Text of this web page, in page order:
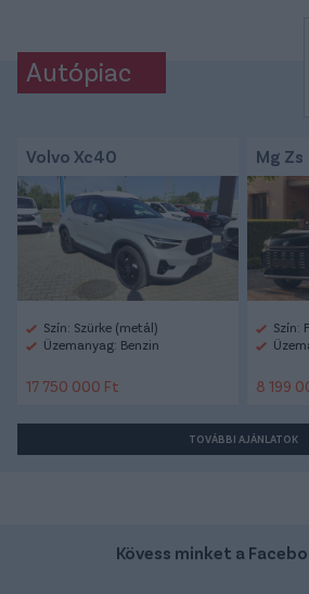
Autópiac
Volvo Xc40
Szín: Szürke (metál)
Üzemanyag: Benzin
17 750 000 Ft
Mg Zs
Szín:
8 199
TOVÁBBI AJÁNLATOK
Kövess minket a